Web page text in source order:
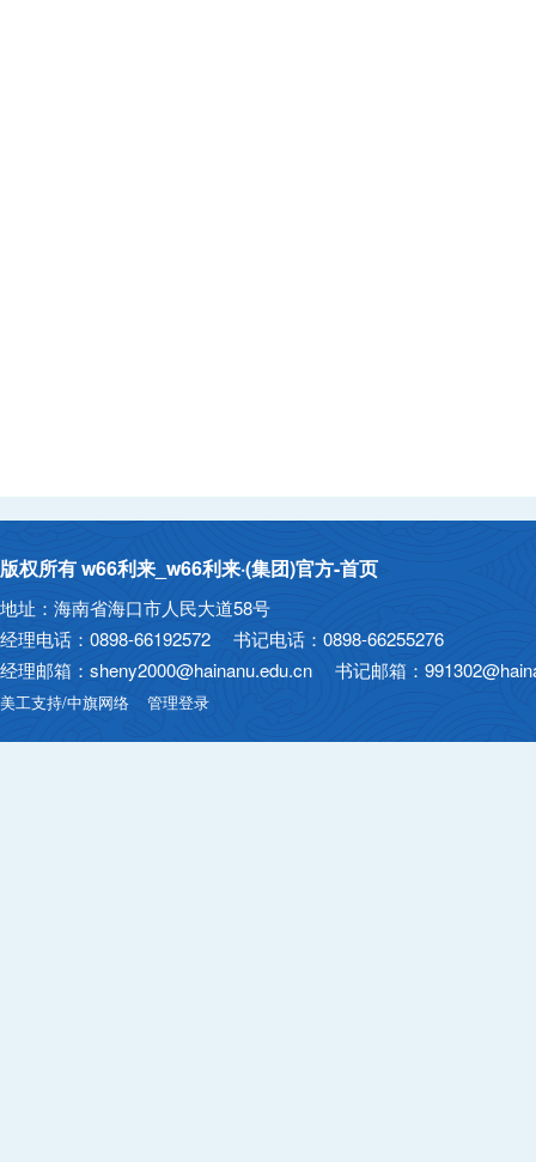
版权所有 w66利来_w66利来·(集团)官方-首页
地址：海南省海口市人民大道58号
经理电话：0898-66192572 书记电话：0898-66255276
经理邮箱：sheny2000@hainanu.edu.cn 书记邮箱：
美工支持/中旗网络 管理登录